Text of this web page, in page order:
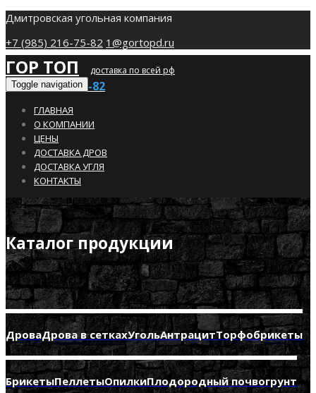
Дмитровская угольная компания
+7 (985) 216-75-82 1@gortopd.ru
ГОР ТОП доставка по всей рф
+7 (985) 216-75-82
Toggle navigation
ГЛАВНАЯ
О КОМПАНИИ
ЦЕНЫ
ДОСТАВКА ДРОВ
ДОСТАВКА УГЛЯ
КОНТАКТЫ
Каталог продукции
ДроваДрова в сеткахУгольАнтрацитТорфобрикеты
БрикетыПеллетыОпилкиПлодородный почвогрунт